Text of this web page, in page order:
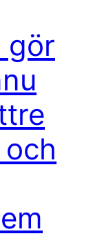
gör